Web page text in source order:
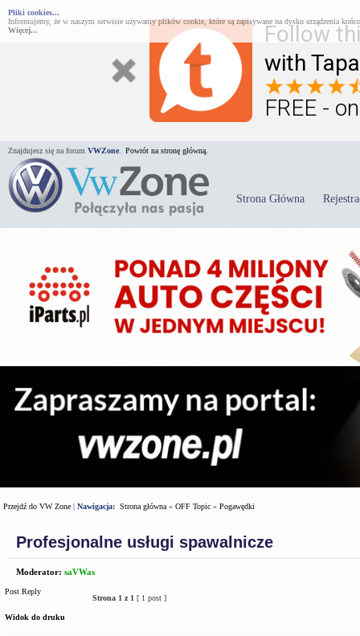
Follow
with
FREE -
Pliki cookies...
Informujemy, że w naszym serwisie używamy plików cookie, które są zapisywane na dysku urządzenia
Więcej...
Znajdujesz się na forum VWZone Powrót na stronę główną.
Strona Główna
Przejdź do VW Zone | Nawigacja: Strona główna » OFF Topic » Pogawędki
Profesjonalne usługi spawalnicze
Moderator: saVWas
Post Reply
Strona 1 z 1 [ 1 post ]
Widok do druku